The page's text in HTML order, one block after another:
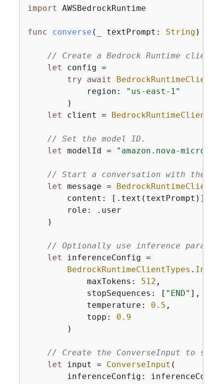
import AWSBedrockRuntime
func converse ( textPrompt : String )
// Create a Bedrock Runtime client
let config =
try
await BedrockRuntimeClient
            region:
"us-east-1"
        )
let client = BedrockRuntimeClient
// Set the model ID.
let modelId = "amazon.nova-micro-
// Start a conversation with the
let message =
        content: [.text(textPrompt)],
        role: .user
    )
// Optionally use inference
let inferenceConfig =
BedrockRuntimeClientTypes .
            maxTokens:
512 ,
            stopSequences: [
"END" ],
            temperature:
0.5 ,
            topp:
0.9
        )
// Create the ConverseInput to
let input = ConverseInput (
inferenceConfig: